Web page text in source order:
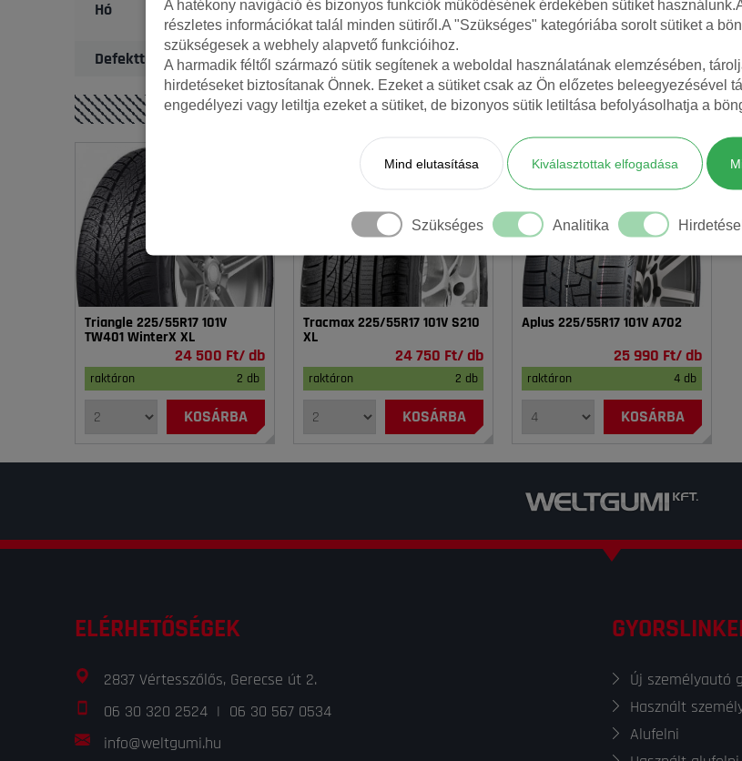
Hó
Defekttűrő
AJÁNLOTT TERMÉKEK
Triangle 225/55R17 101V
TW401 WinterX XL
24 500 Ft/ db
raktáron 2 db
KOSÁRBA
Tracmax 225/55R17 101V S210
XL
24 750 Ft/ db
raktáron 2 db
KOSÁRBA
Aplus 225/55R17 101V A702
25 990 Ft/ db
raktáron 4 db
KOSÁRBA
A hatékony navigáció és bizonyos funkciók működésének érdekében sütiket
részletes információkat talál minden sütiről.A "Szükséges" kategóriába sorolt sütiket a
szükségesek a webhely alapvető funkcióihoz.
A harmadik féltől származó sütik segítenek a weboldal használatának elemzésében,
hirdetéseket biztosítanak Önnek. Ezeket a sütiket csak az Ön előzetes beleegyezésével
engedélyezi vagy letiltja ezeket a sütiket, de bizonyos sütik letiltása befolyásolhatja a
Mind elutasítása Kiválasztottak elfogadása
Szükséges Analitika
ELÉRHETŐSÉGEK
2837 Vértesszőlős, Gerecse út 2.
06 30 320 2524 | 06 30 567 0534
info@weltgumi.hu
Új személyautó
Használt
Alufelni